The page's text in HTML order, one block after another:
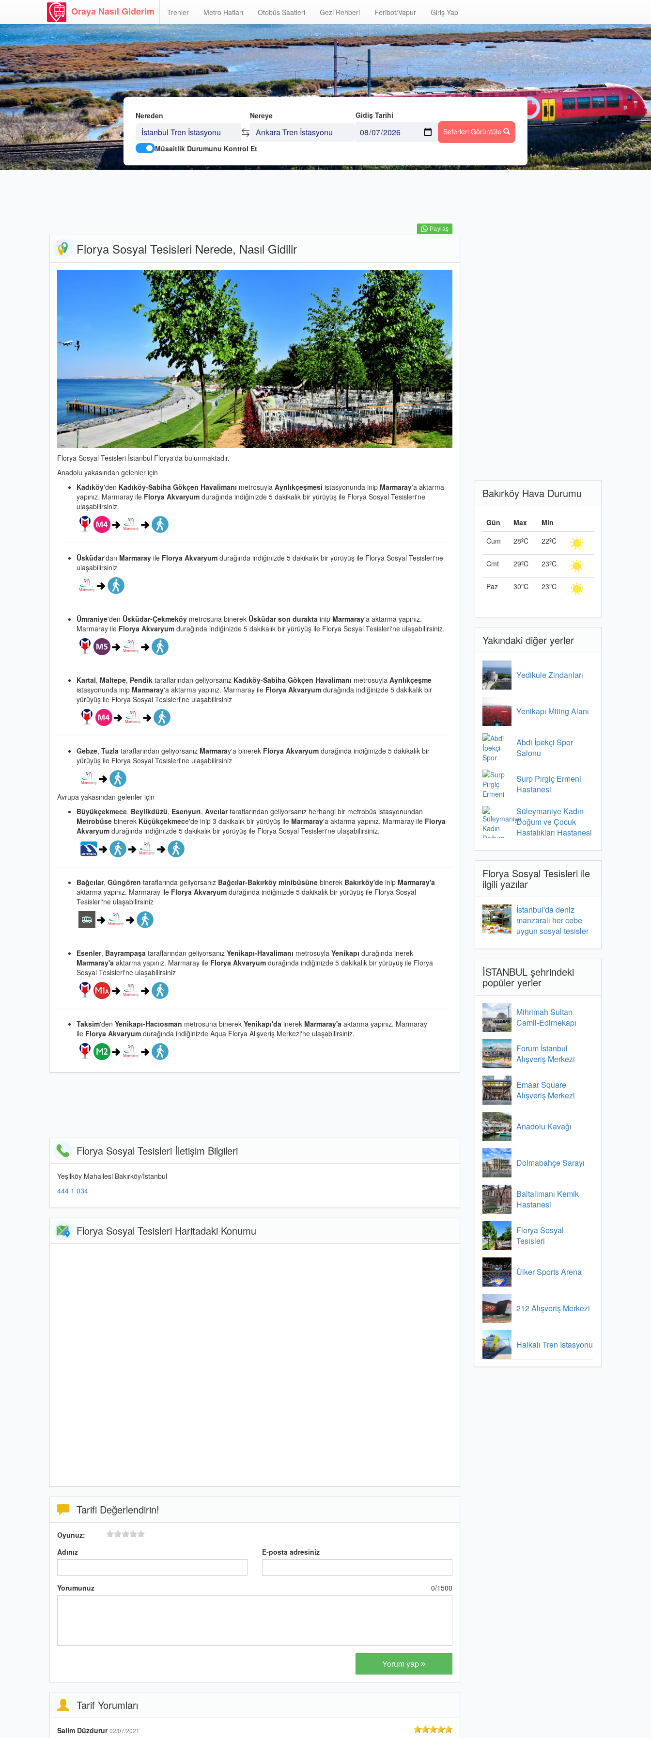
Oraya Nasıl Giderim Trenler Metro Hatları Otobüs Saatleri Gezi Rehberi Feribot/Vapur Giriş Yap
Nereden Nereye
Gidiş Tarihi
Seferleri Görüntüle
Müsaitlik Durumunu Kontrol Et
Paylaş
Florya Sosyal Tesisleri Nerede, Nasıl Gidilir
Florya Sosyal Tesisleri İstanbul Florya'da bulunmaktadır.
Anadolu yakasından gelenler için
Kadıköy'den Kadıköy-Sabiha Gökçen Havalimanı metrosuyla Ayrılıkçeşmesi istasyonunda inip Marmaray'a aktarma
yapınız. Marmaray ile Florya Akvaryum durağında indiğinizde 5 dakikalık bir yürüyüş ile Florya Sosyal Tesisleri'ne
ulaşabilirsiniz.
Üsküdar'dan Marmaray ile Florya Akvaryum durağında indiğinizde 5 dakikalık bir yürüyüş ile Florya Sosyal Tesisleri'ne
ulaşabilirsiniz
Ümraniye'den Üsküdar-Çekmeköy metrosuna binerek Üsküdar son durakta inip Marmaray'a aktarma yapınız.
Marmaray ile Florya Akvaryum durağında indiğinizde 5 dakikalık bir yürüyüş ile Florya Sosyal Tesisleri'ne ulaşabilirsiniz.
Kartal, Maltepe, Pendik taraflarından geliyorsanız Kadıköy-Sabiha Gökçen Havalimanı metrosuyla Ayrılıkçeşme
istasyonunda inip Marmaray'a aktarma yapınız. Marmaray ile Florya Akvaryum durağında indiğinizde 5 dakikalık bir
yürüyüş ile Florya Sosyal Tesisleri'ne ulaşabilirsiniz
Gebze, Tuzla taraflarından geliyorsanız Marmaray'a binerek Florya Akvaryum durağında indiğinizde 5 dakikalık bir
yürüyüş ile Florya Sosyal Tesisleri'ne ulaşabilirsiniz
Avrupa yakasından gelenler için
Büyükçekmece, Beylikdüzü, Esenyurt, Avcılartaraflarından geliyorsanız herhangi bir metrobüs istasyonundan
Metrobüse binerek Küçükçekmece'de inip 3 dakikalık bir yürüyüş ile Marmaray'a aktarma yapınız. Marmaray ile Florya
Akvaryum durağında indiğinizde 5 dakikalık bir yürüyüş ile Florya Sosyal Tesisleri'ne ulaşabilirsiniz.
Bağcılar, Güngören taraflarında geliyorsanız Bağcılar-Bakırköy minibüsüne binerek Bakırköy'de inip Marmaray'a
aktarma yapınız. Marmaray ile Florya Akvaryum durağında indiğinizde 5 dakikalık bir yürüyüş ile Florya Sosyal
Tesisleri'ne ulaşabilirsiniz
Esenler, Bayrampaşa taraflarından geliyorsanız Yenikapı-Havalimanı metrosuyla Yenikapı durağında inerek
Marmaray'a aktarma yapınız. Marmaray ile Florya Akvaryum durağında indiğinizde 5 dakikalık bir yürüyüş ile Florya
Sosyal Tesisleri'ne ulaşabilirsiniz
Taksim'den Yenikapı-Hacıosman metrosuna binerek Yenikapı'da inerek Marmaray'a aktarma yapınız. Marmaray
ile Florya Akvaryum durağında indiğinizde Aqua Florya Alışveriş Merkezi'ne ulaşabilirsiniz.
Florya Sosyal Tesisleri İletişim Bilgileri
Yeşilköy Mahallesi Bakırköy/İstanbul
444 1 034
Florya Sosyal Tesisleri Haritadaki Konumu
Tarifi Değerlendirin!
Oyunuz:
Adınız
E-posta adresiniz
Yorumunuz 0/1500
Yorum yap
Tarif Yorumları
Salim Düzdurur02/07/2021
Bakırköy Hava Durumu
Gün Max
Min
Cum
28ºC 22ºC
Cmt 29ºC 23ºC
Paz 30ºC 23ºC
Yakındaki diğer yerler
Yedikule Zindanları
Yenikapı Miting Alanı
Abdi İpekçi Spor
Salonu
Surp Pırgiç Ermeni
Hastanesi
Süleymaniye Kadın
Doğum ve Çocuk
Hastalıkları Hastanesi
Florya Sosyal Tesisleri ile
ilgili yazılar
İstanbul'da deniz
manzaralı her cebe
uygun sosyal tesisler
İSTANBUL şehrindeki
popüler yerler
Mihrimah Sultan
Camii-Edirnekapı
Forum İstanbul
Alışveriş Merkezi
Emaar Square
Alışveriş Merkezi
Anadolu Kavağı
Dolmabahçe Sarayı
Baltalimanı Kemik
Hastanesi
Florya Sosyal
Tesisleri
Ülker Sports Arena
212 Alışveriş Merkezi
Halkalı Tren İstasyonu